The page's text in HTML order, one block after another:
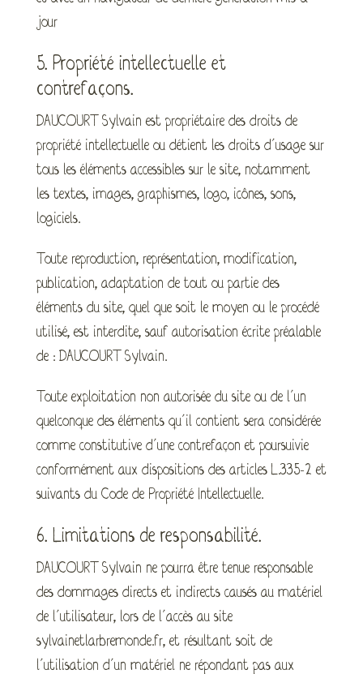
jour
5. Propriété intellectuelle et
contrefaçons.
DAUCOURT Sylvain est propriétaire des droits de
propriété intellectuelle ou détient les droits d’usage sur
tous les éléments accessibles sur le site, notamment
les textes, images, graphismes, logo, icônes, sons,
logiciels.
Toute reproduction, représentation, modification,
publication, adaptation de tout ou partie des
éléments du site, quel que soit le moyen ou le procédé
utilisé, est interdite, sauf autorisation écrite préalable
de : DAUCOURT Sylvain.
Toute exploitation non autorisée du site ou de l’un
quelconque des éléments qu’il contient sera considérée
comme constitutive d’une contrefaçon et poursuivie
conformément aux dispositions des articles L.335-2 et
suivants du Code de Propriété Intellectuelle.
6. Limitations de responsabilité.
DAUCOURT Sylvain ne pourra être tenue responsable
des dommages directs et indirects causés au matériel
de l’utilisateur, lors de l’accès au site
sylvainetlarbremonde.fr, et résultant soit de
l’utilisation d’un matériel ne répondant pas aux